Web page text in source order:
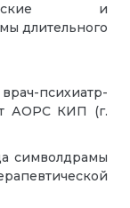
и
длительного
психиатр-
АОРС КИП (г.
символдрамы